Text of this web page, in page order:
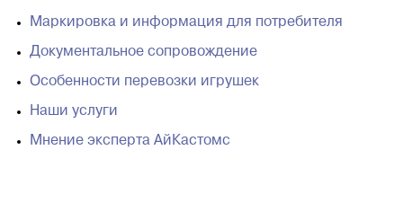
ПОДАТЬ ЗАЯВКУ
Маркировка и информация для потребителя
Документальное сопровождение
Особенности перевозки игрушек
Наши услуги
Мнение эксперта АйКастомс